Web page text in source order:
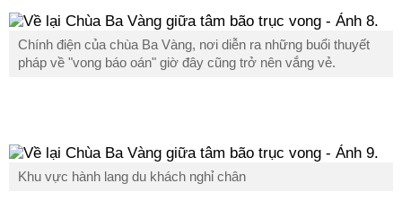
Chính điện của chùa Ba Vàng, nơi diễn ra những buổi thuyết
pháp về "vong báo oán" giờ đây cũng trở nên vắng vẻ.
Khu vực hành lang du khách nghỉ chân